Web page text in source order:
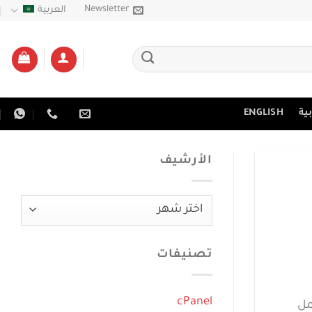
Newsletter العربية
ENGLISH
الأرشيف
الأرشيف
تصنيفات
cPanel